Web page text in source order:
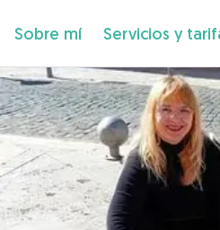
Sobre mí Servicios y